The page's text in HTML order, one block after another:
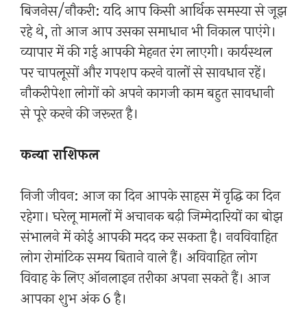
बिजनेस/नौकरी: यदि आप किसी आर्थिक समस्या से जूझ
रहे थे, तो आज आप उसका समाधान भी निकाल पाएंगे।
व्यापार में की गई आपकी मेहनत रंग लाएगी। कार्यस्थल
पर चापलूसों और गपशप करने वालों से सावधान रहें।
नौकरीपेशा लोगों को अपने कागजी काम बहुत सावधानी
से पूरे करने की जरूरत है।
कन्या राशिफल
निजी जीवन: आज का दिन आपके साहस में वृद्धि का दिन
रहेगा। घरेलू मामलों में अचानक बढ़ी जिम्मेदारियों का बोझ
संभालने में कोई आपकी मदद कर सकता है। नवविवाहित
लोग रोमांटिक समय बिताने वाले हैं। अविवाहित लोग
विवाह के लिए ऑनलाइन तरीका अपना सकते हैं। आज
आपका शुभ अंक 6 है।